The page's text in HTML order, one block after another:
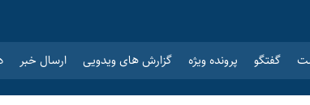
گفتگو پرونده ویژه گزارش های ویدویی ارسال خبر